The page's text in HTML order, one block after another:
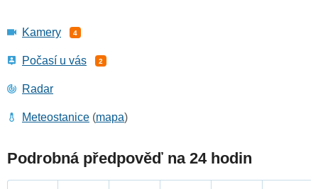
Kamery 4
Počasí u vás 2
Radar
Meteostanice (mapa)
Podrobná předpověď na 24 hodin